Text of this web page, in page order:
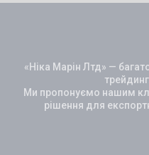
«Ніка Марін Лтд» —
Ми пропонуємо нашим
рішення для